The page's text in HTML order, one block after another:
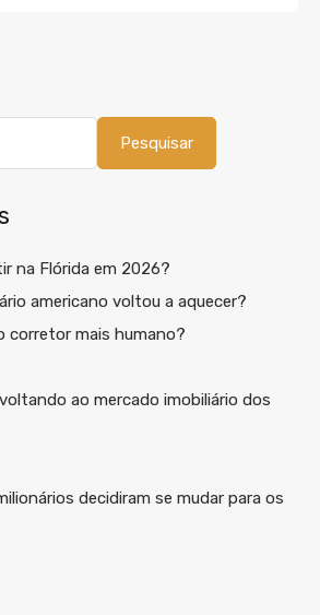
Pesquisar
na Flórida em 2026?
americano voltou a aquecer?
corretor mais humano?
ao mercado imobiliário dos
decidiram se mudar para os